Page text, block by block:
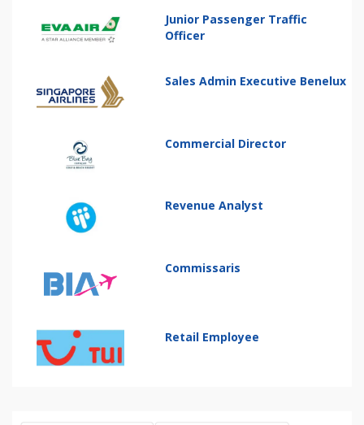
Junior Passenger Traffic
Officer
Sales Admin Executive Benelux
Commercial Director
Revenue Analyst
Commissaris
Retail Employee